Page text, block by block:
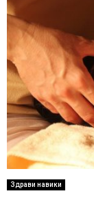
Здрави навики